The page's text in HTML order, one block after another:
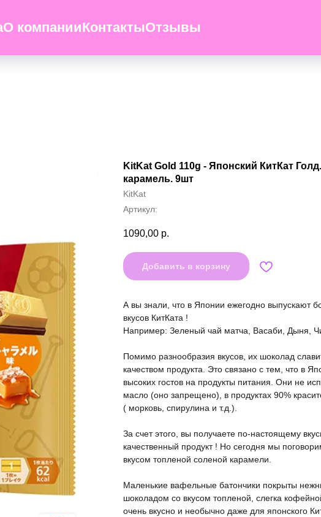
О компанииКонтактыОтзывы
KitKat Gold 110g - Японский КитКат
карамель. 9шт
KitKat
Артикул:
1090,00 р.
Добавить в корзину
А вы знали, что в Японии ежегодно выпускают
вкусов КитКата !
Например: Зеленый чай матча, Васаби, Дыня,
Помимо разнообразия вкусов, их шоколад
качеством продукта. Это связано с тем, что в
высоких гостов на продукты питания. Они не
масло (оно запрещено), в продуктах 90%
( морковь, спирулина и т.д.).
За счет этого, вы получаете по-настоящему
качественный продукт ! Но сегодня мы
вкусом топленой соленой карамели.
Маленькие вафельные батончики покрыты
шоколадом со вкусом топленой, слегка
очень вкусно и необычно даже для японского